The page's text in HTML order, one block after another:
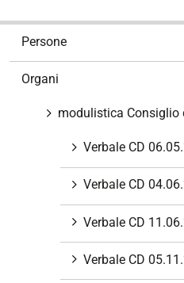
Persone
Organi
modulistica Consiglio
Verbale CD
Verbale CD
Verbale CD
Verbale CD